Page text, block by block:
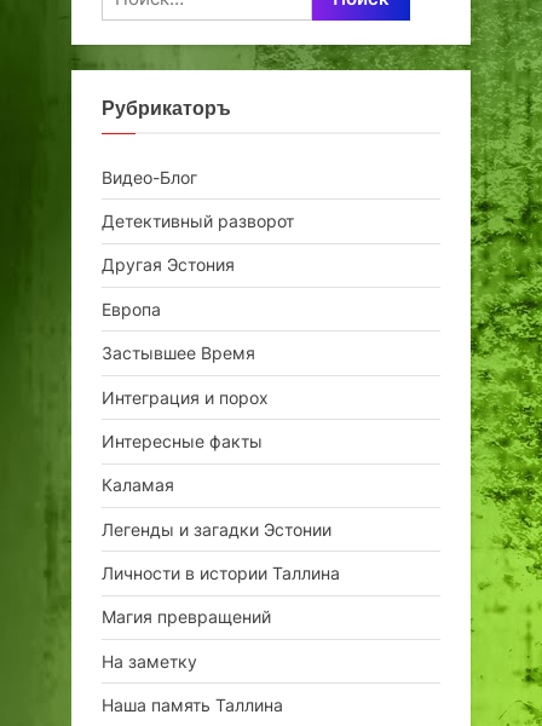
Рубрикаторъ
Видео-Блог
Детективный разворот
Другая Эстония
Европа
Застывшее Время
Интеграция и порох
Интересные факты
Каламая
Легенды и загадки Эстонии
Личности в истории Таллина
Магия превращений
На заметку
Наша память Таллина